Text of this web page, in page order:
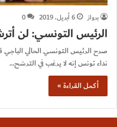
برواز
6 أبريل، 2019 0
الرئيس التونسي: لن
صرح الرئيس التونسي الحالي
نداء تونس إنه لا يرغب في الترشح…
أكمل القراءة »